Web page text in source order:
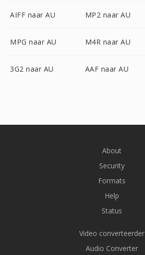
AIFF naar AU MP2 naar AU
MPG naar AU M4R naar AU
3G2 naar AU AAF naar AU
About
Security
Formats
Help
Status
Video converteerder
Audio Converter